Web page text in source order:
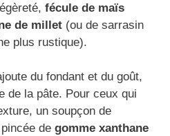
fécule de maïs
de millet (ou de sarrasin
plus rustique).
du fondant et du goût,
de la pâte. Pour ceux qui
un soupçon de
de gomme xanthane